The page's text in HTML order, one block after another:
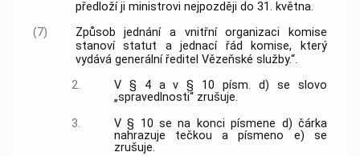
předloží ji ministrovi nejpozději do 31. května.
(7)
Způsob jednání a vnitřní organizaci komise
stanoví statut a jednací řád komise, který
vydává generální ředitel Vězeňské služby.“.
2.
V § 4 a v § 10 písm. d) se slovo
„spravedlnosti“ zrušuje.
3.
V § 10 se na konci písmene d) čárka
nahrazuje tečkou a písmeno e) se
zrušuje.